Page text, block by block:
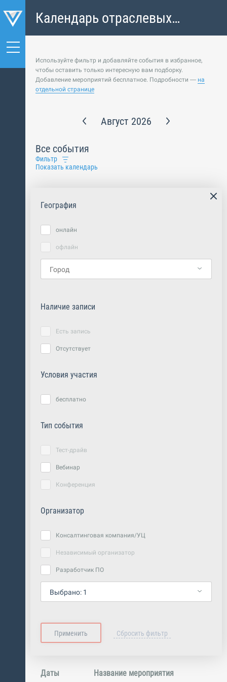
Календарь отраслевых
событий
Используйте фильтр и добавляйте события в избранное,
чтобы оставить только интересную вам подборку.
Добавление мероприятий бесплатное. Подробности — на
отдельной странице
Август 2026
Все события
Фильтр
Показать календарь
География
онлайн
офлайн
Наличие записи
Есть запись
Отсутствует
Условия участия
бесплатно
Тип события
Тест-драйв
Вебинар
Конференция
Организатор
Консалтинговая компания/УЦ
Независимый организатор
Разработчик ПО
Выбрано: 1
Даты Название мероприятия